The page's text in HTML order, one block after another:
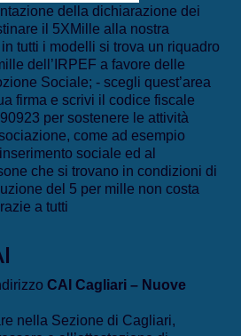
della dichiarazione dei
il 5XMille alla nostra
tutti i modelli si trova un riquadro
dell’IRPEF a favore delle
Sociale; - scegli quest’area
firma e scrivi il codice fiscale
per sostenere le attività
come ad esempio
sociale ed al
che si trovano in condizioni di
del 5 per mille non costa
a tutti
CAI Cagliari – Nuove
nella Sezione di Cagliari,